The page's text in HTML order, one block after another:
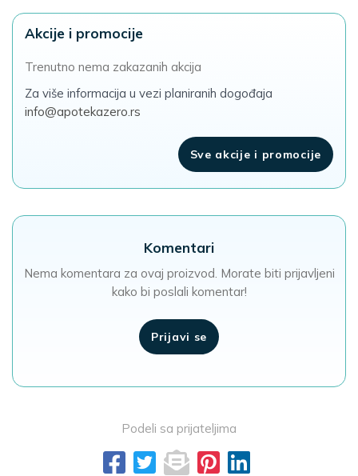
Komentari
Nema komentara za ovaj proizvod. Morate biti prijavljeni
kako bi poslali komentar!
Prijavi se
Podeli sa prijateljima
Akcije i promocije
Trenutno nema zakazanih akcija
Za više informacija u vezi planiranih dogođaja
info@apotekazero.rs
Sve akcije i promocije